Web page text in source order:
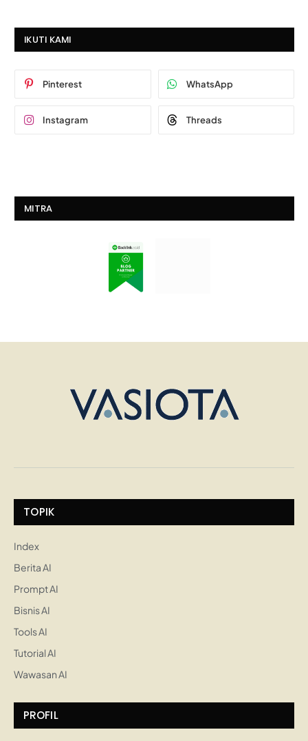
IKUTI KAMI
Pinterest WhatsApp
Instagram Threads
MITRA
TOPIK
Index
Berita AI
Prompt AI
Bisnis AI
Tools AI
Tutorial AI
Wawasan AI
PROFIL